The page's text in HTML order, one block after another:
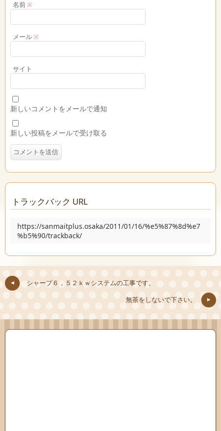
名前※
メール※
サイト
新しいコメントをメールで通知
新しい投稿をメールで受け取る
トラックバック URL
https://sanmaitplus.osaka/2011/01/16/%e5%87%8d%e7
%b5%90/trackback/
シャープ６，５２ｋｗシステムの工事です。
無茶をしないで下さい。